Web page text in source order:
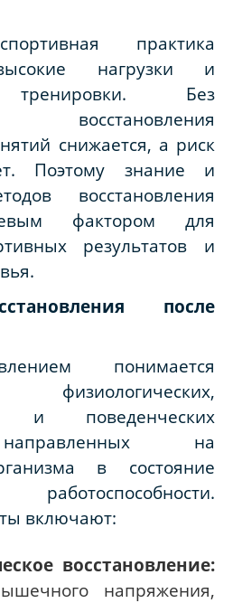
практика
нагрузки и
тренировки. Без
восстановления
снижается, а риск
Поэтому знание и
восстановления
фактором для
результатов и
после
понимается
и поведенческих
на
в состояние
включают:
восстановление:
напряжения,